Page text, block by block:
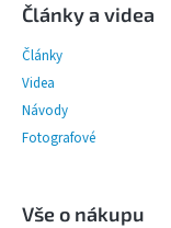
Články a videa
Články
Videa
Návody
Fotografové
Vše o nákupu